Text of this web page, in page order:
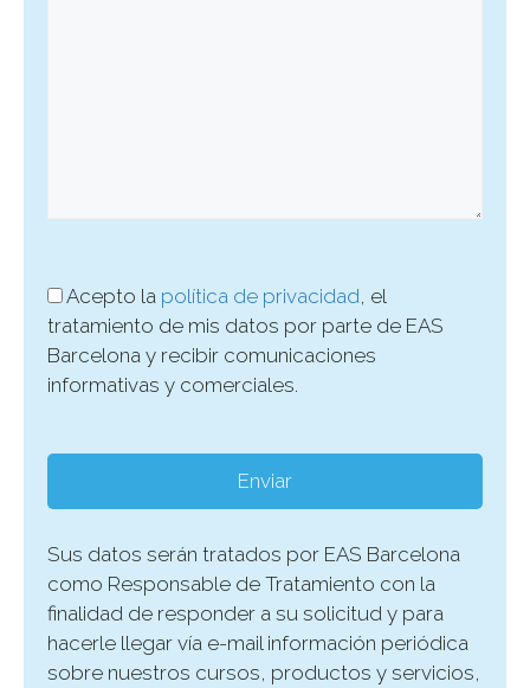
Acepto la política de privacidad, el
tratamiento de mis datos por parte de EAS
Barcelona y recibir comunicaciones
informativas y comerciales.
Sus datos serán tratados por EAS Barcelona
como Responsable de Tratamiento con la
finalidad de responder a su solicitud y para
hacerle llegar vía e-mail información periódica
sobre nuestros cursos, productos y servicios,